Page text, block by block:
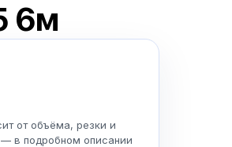
6м
от объёма, резки и
— в подробном описании